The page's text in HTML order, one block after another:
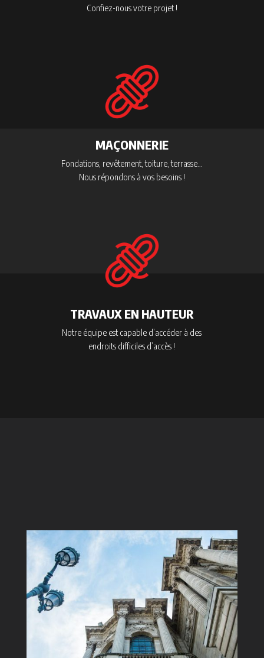
Confiez-nous votre projet !
MAÇONNERIE
Fondations, revêtement, toiture, terrasse…
Nous répondons à vos besoins !
TRAVAUX EN HAUTEUR
Notre équipe est capable d’accéder à des
endroits difficiles d’accès !